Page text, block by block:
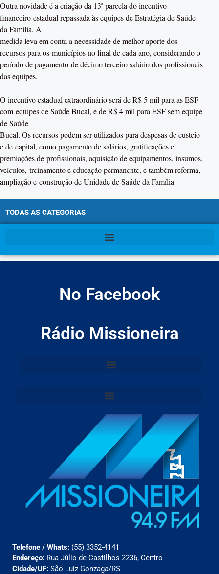
Outra novidade é a criação da 13ª parcela do incentivo
financeiro estadual repassada às equipes de Estratégia de Saúde
da Família. A
medida leva em conta a necessidade de melhor aporte dos
recursos para os municípios no final de cada ano, considerando o
período de pagamento de décimo terceiro salário dos profissionais
das equipes.
O incentivo estadual extraordinário será de R$ 5 mil para as ESF
com equipes de Saúde Bucal, e de R$ 4 mil para ESF sem equipe
de Saúde
Bucal. Os recursos podem ser utilizados para despesas de custeio
e de capital, como pagamento de salários, gratificações e
premiações de profissionais, aquisição de equipamentos, insumos,
veículos, treinamento e educação permanente, e também reforma,
ampliação e construção de Unidade de Saúde da Família.
TODAS AS CATEGORIAS
No Facebook
Rádio Missioneira
Telefone / Whats: (55) 3352-4141
Endereço: Rua Júlio de Castilhos 2236, Centro
Cidade/UF: São Luiz Gonzaga/RS